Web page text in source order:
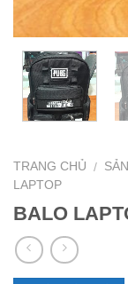
TRANG CHỦ /
LAPTOP
BALO